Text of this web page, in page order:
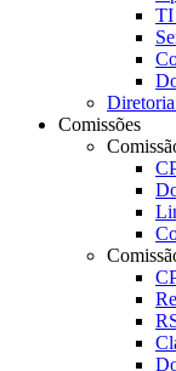
TI
Comissões